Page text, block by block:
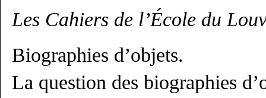
Les Cahiers de l’École du
Biographies d’objets.
La question des biographies